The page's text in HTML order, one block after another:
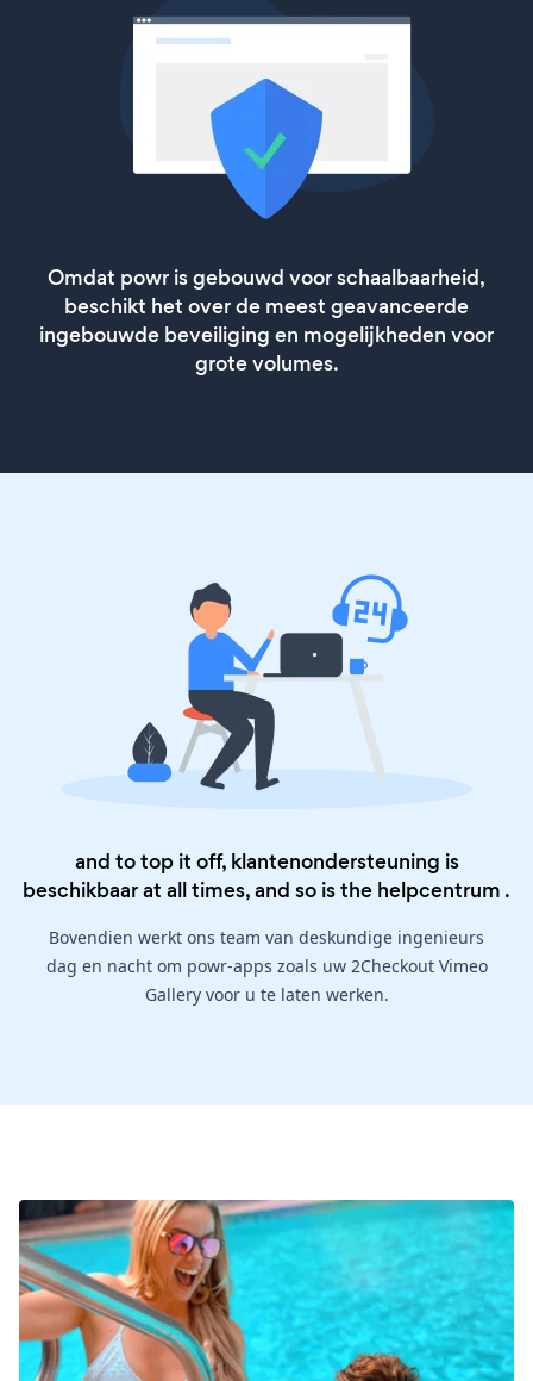
Omdat powr is gebouwd voor schaalbaarheid,
beschikt het over de meest geavanceerde
ingebouwde beveiliging en mogelijkheden voor
grote volumes.
and to top it off, klantenondersteuning is
beschikbaar at all times, and so is the helpcentrum .
Bovendien werkt ons team van deskundige ingenieurs
dag en nacht om powr-apps zoals uw 2Checkout Vimeo
Gallery voor u te laten werken.